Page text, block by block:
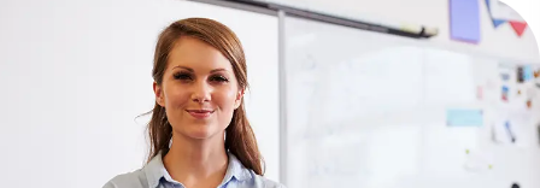
GESTÃO DO CONHECIMENTO E
INOVAÇÃO